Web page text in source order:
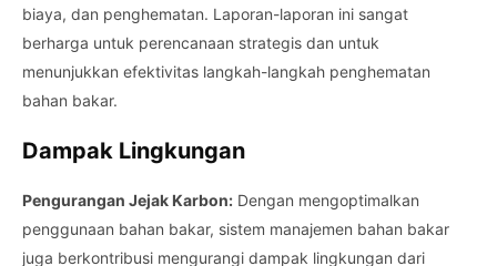
biaya, dan penghematan. Laporan-laporan ini sangat
berharga untuk perencanaan strategis dan untuk
menunjukkan efektivitas langkah-langkah penghematan
bahan bakar.
Dampak Lingkungan
Pengurangan Jejak Karbon: Dengan mengoptimalkan
penggunaan bahan bakar, sistem manajemen bahan bakar
juga berkontribusi mengurangi dampak lingkungan dari